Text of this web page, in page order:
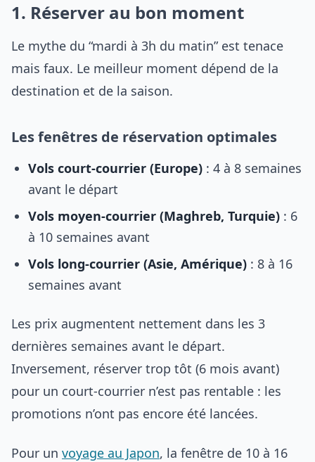
1. Réserver au bon moment
Le mythe du “mardi à 3h du matin” est tenace
mais faux. Le meilleur moment dépend de la
destination et de la saison.
Les fenêtres de réservation optimales
Vols court-courrier (Europe) : 4 à 8 semaines
avant le départ
Vols moyen-courrier (Maghreb, Turquie) : 6
à 10 semaines avant
Vols long-courrier (Asie, Amérique) : 8 à 16
semaines avant
Les prix augmentent nettement dans les 3
dernières semaines avant le départ.
Inversement, réserver trop tôt (6 mois avant)
pour un court-courrier n’est pas rentable : les
promotions n’ont pas encore été lancées.
Pour un voyage au Japon, la fenêtre de 10 à 16